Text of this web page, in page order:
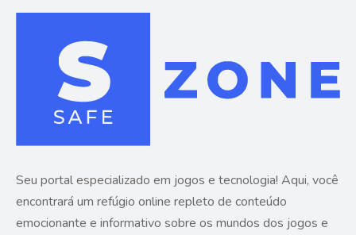
Seu portal especializado em jogos e tecnologia! Aqui, você
encontrará um refúgio online repleto de conteúdo
emocionante e informativo sobre os mundos dos jogos e